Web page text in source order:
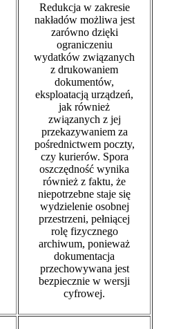
Redukcja w zakresie
nakładów możliwa jest
zarówno dzięki
ograniczeniu
wydatków związanych
z drukowaniem
dokumentów,
eksploatacją urządzeń,
jak również
związanych z jej
przekazywaniem za
pośrednictwem poczty,
czy kurierów. Spora
oszczędność wynika
również z faktu, że
niepotrzebne staje się
wydzielenie osobnej
przestrzeni, pełniącej
rolę fizycznego
archiwum, ponieważ
dokumentacja
przechowywana jest
bezpiecznie w wersji
cyfrowej.